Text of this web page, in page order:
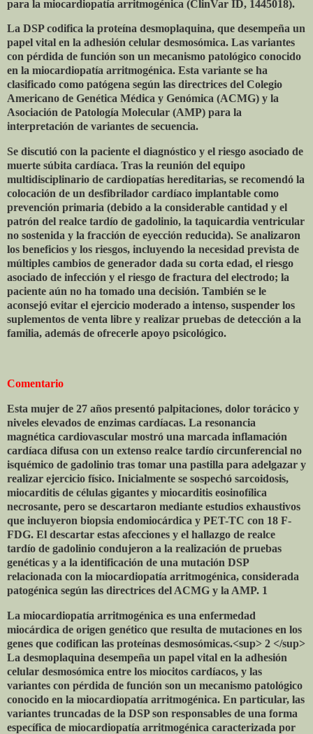
para la miocardiopatía arritmogénica (ClinVar ID, 1445018).
La DSP codifica la proteína desmoplaquina, que desempeña un
papel vital en la adhesión celular desmosómica. Las variantes
con pérdida de función son un mecanismo patológico conocido
en la miocardiopatía arritmogénica. Esta variante se ha
clasificado como patógena según las directrices del Colegio
Americano de Genética Médica y Genómica (ACMG) y la
Asociación de Patología Molecular (AMP) para la
interpretación de variantes de secuencia.
Se discutió con la paciente el diagnóstico y el riesgo asociado de
muerte súbita cardíaca. Tras la reunión del equipo
multidisciplinario de cardiopatías hereditarias, se recomendó la
colocación de un desfibrilador cardíaco implantable como
prevención primaria (debido a la considerable cantidad y el
patrón del realce tardío de gadolinio, la taquicardia ventricular
no sostenida y la fracción de eyección reducida). Se analizaron
los beneficios y los riesgos, incluyendo la necesidad prevista de
múltiples cambios de generador dada su corta edad, el riesgo
asociado de infección y el riesgo de fractura del electrodo; la
paciente aún no ha tomado una decisión. También se le
aconsejó evitar el ejercicio moderado a intenso, suspender los
suplementos de venta libre y realizar pruebas de detección a la
familia, además de ofrecerle apoyo psicológico.
Comentario
Esta mujer de 27 años presentó palpitaciones, dolor torácico y
niveles elevados de enzimas cardíacas. La resonancia
magnética cardiovascular mostró una marcada inflamación
cardíaca difusa con un extenso realce tardío circunferencial no
isquémico de gadolinio tras tomar una pastilla para adelgazar y
realizar ejercicio físico. Inicialmente se sospechó sarcoidosis,
miocarditis de células gigantes y miocarditis eosinofílica
necrosante, pero se descartaron mediante estudios exhaustivos
que incluyeron biopsia endomiocárdica y PET-TC con 18 F-
FDG. El descartar estas afecciones y el hallazgo de realce
tardío de gadolinio condujeron a la realización de pruebas
genéticas y a la identificación de una mutación DSP
relacionada con la miocardiopatía arritmogénica, considerada
patogénica según las directrices del ACMG y la AMP. 1
La miocardiopatía arritmogénica es una enfermedad
miocárdica de origen genético que resulta de mutaciones en los
genes que codifican las proteínas desmosómicas.<sup> 2 </sup>
La desmoplaquina desempeña un papel vital en la adhesión
celular desmosómica entre los miocitos cardíacos, y las
variantes con pérdida de función son un mecanismo patológico
conocido en la miocardiopatía arritmogénica. En particular, las
variantes truncadas de la DSP son responsables de una forma
específica de miocardiopatía arritmogénica caracterizada por